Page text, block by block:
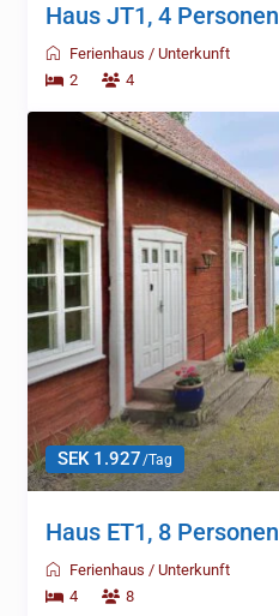
Haus JT1, 4 Personen
Ferienhaus /Unterkunft
2
4
SEK 1.927/Tag
Haus ET1, 8 Personen
Ferienhaus /Unterkunft
4
8